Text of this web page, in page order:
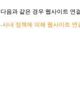
다음과 같은 경우 웹사이트 연
-사내 정책에 의해 웹사이트